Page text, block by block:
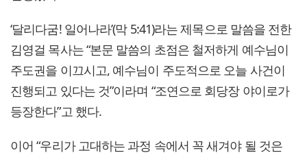
‘달리다굼! 일어나라’(막 5:41)라는 제목으로 말씀을 전한
김영걸 목사는 “본문 말씀의 초점은 철저하게 예수님이
주도권을 이끄시고, 예수님이 주도적으로 오늘 사건이
진행되고 있다는 것”이라며 “조연으로 회당장 야이로가
등장한다”고 했다.
이어 “우리가 고대하는 과정 속에서 꼭 새겨야 될 것은